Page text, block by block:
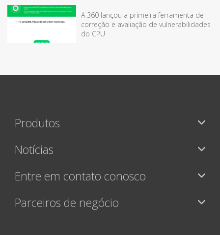
A 360 lançou a primeira ferramenta de
correção e avaliação de vulnerabilidades
do CPU
Produtos
Notícias
Entre em contato conosco
Parceiros de negócio